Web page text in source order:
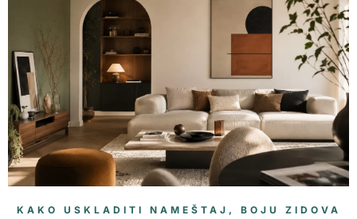
KAKO USKLADITI NAMEŠTAJ, BOJU ZIDOVA